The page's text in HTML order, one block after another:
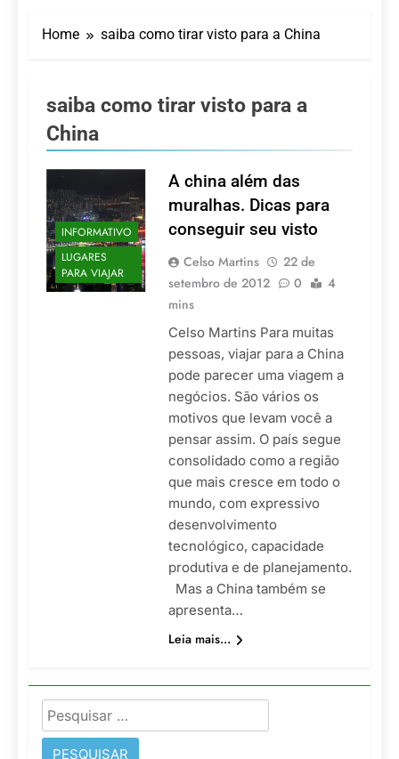
de operação do
5 De Agosto De 2026
Alegre e Montevidéu
em dezembro
5 De Agosto De 2026
Turismo na Serra
Salto Caveiras atrai
novos investimentos e
fortalece infraestrutura
Toda a Europa em Um
Só Lugar: Descubra as
Atrações do Parque
Mini-Europe
Por Dentro do Atomium:
História, Ciência e a
Melhor Vista de
Bruxelas
4 De Agosto De 2026
Home saiba como tirar visto para a China
saiba como tirar visto para a
China
INFORMATIVO
LUGARES
PARA VIAJAR
A china além das
muralhas. Dicas para
conseguir seu visto
Celso Martins
22 de
setembro de 2012
0
4
mins
Celso Martins Para muitas
pessoas, viajar para a China
pode parecer uma viagem a
negócios. São vários os
motivos que levam você a
pensar assim. O país segue
consolidado como a região
que mais cresce em todo o
mundo, com expressivo
desenvolvimento
tecnológico, capacidade
produtiva e de planejamento.
Mas a China também se
apresenta…
Leia mais...
Pesquisar
por: